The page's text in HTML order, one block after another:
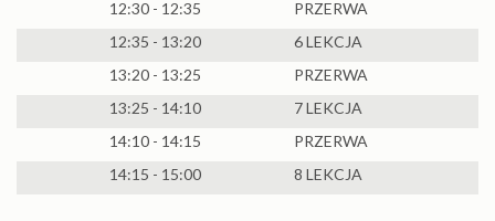
12:30 - 12:35
PRZERWA
12:35 - 13:20
6 LEKCJA
13:20 - 13:25
PRZERWA
13:25 - 14:10
7 LEKCJA
14:10 - 14:15
PRZERWA
14:15 - 15:00
8 LEKCJA